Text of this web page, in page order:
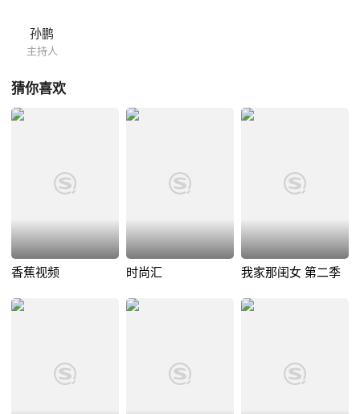
孙鹏
主持人
猜你喜欢
香蕉视频 时尚汇 我家那闺女 第二季